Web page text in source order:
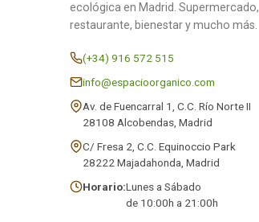
ecológica en Madrid. Supermercado,
restaurante, bienestar y mucho más.
(+34) 916 572 515
info@espacioorganico.com
Av. de Fuencarral 1, C.C. Río Norte II
28108 Alcobendas, Madrid
C/ Fresa 2, C.C. Equinoccio Park
28222 Majadahonda, Madrid
Horario:Lunes a Sábado
de 10:00h a 21:00h